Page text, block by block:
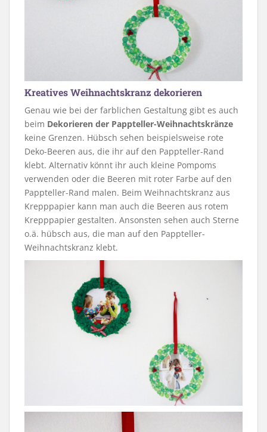
Kreatives Weihnachtskranz dekorieren
Genau wie bei der farblichen Gestaltung gibt es auch
beim Dekorieren der Pappteller-Weihnachtskränze
keine Grenzen. Hübsch sehen beispielsweise rote
Deko-Beeren aus, die ihr auf den Pappteller-Rand
klebt. Alternativ könnt ihr auch kleine Pompoms
verwenden oder die Beeren mit roter Farbe auf den
Pappteller-Rand malen. Beim Weihnachtskranz aus
Krepppapier kann man auch die Beeren aus rotem
Krepppapier gestalten. Ansonsten sehen auch Sterne
o.ä. hübsch aus, die man auf den Pappteller-
Weihnachtskranz klebt.